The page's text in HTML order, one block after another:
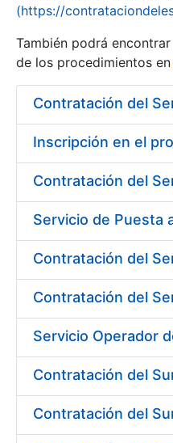
Show/Hide
(https://
También podrá
de los procedimientos en